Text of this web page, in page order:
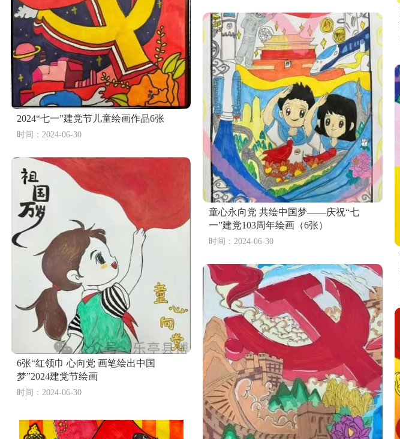
2024“七一”建党节儿童绘画作品6张
时间：2024-06-30
6张“红领巾 心向党 画笔绘出中国
梦”2024建党节绘画
时间：2024-06-30
童心永向党 共绘中国梦——庆祝“七
一”建党103周年绘画（6张）
时间：2024-06-30